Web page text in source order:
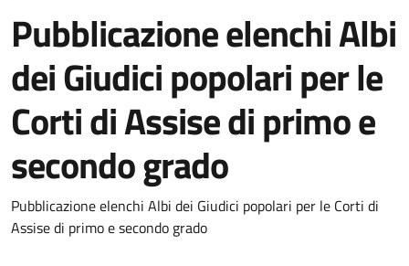
Pubblicazione elenchi Albi
dei Giudici popolari per le
Corti di Assise di primo e
secondo grado
Pubblicazione elenchi Albi dei Giudici popolari per le Corti di
Assise di primo e secondo grado